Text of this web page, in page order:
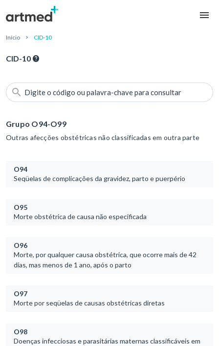
Início CID-10
CID-10
Digite o código ou palavra-chave para consultar
Grupo O94-O99
Outras afecções obstétricas não classificadas em outra parte
O94
Seqüelas de complicações da gravidez, parto e puerpério
O95
Morte obstétrica de causa não especificada
O96
Morte, por qualquer causa obstétrica, que ocorre mais de 42
dias, mas menos de 1 ano, após o parto
O97
Morte por seqüelas de causas obstétricas diretas
O98
Doenças infecciosas e parasitárias maternas classificáveis em